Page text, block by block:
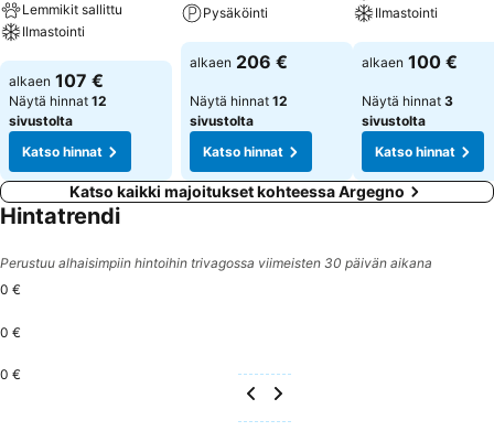
Lemmikit sallittu
Ilmastointi
Katso hinnat
alkaen 107 €
Näytä hinnat 12
sivustolta
Katso hinnat
Pysäköinti
Katso hinnat
alkaen 206 €
Näytä hinnat 12
sivustolta
Katso hinnat
Ilmastointi
Katso hinnat
alkaen 100 €
Näytä hinnat 3
sivustolta
Katso hinnat
Katso kaikki majoitukset kohteessa Argegno
Hintatrendi
Perustuu alhaisimpiin hintoihin trivagossa viimeisten 30 päivän aikana
0 €
0 €
0 €